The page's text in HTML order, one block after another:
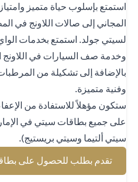
بإسلوب حياة متميز
إلى صالات اللاونج في
جولد. استمتع بخدمات الواي
صف السيارات في اللاونج
إلى تشكيلة من المرطبات
متميزة.
مؤهلاً للاستفادة من الإعفاء
جميع بطاقات سيتي في الإمارات
ألتيما وسيتي بريستيج).
تقدم بطلب للحصول على بطاقة